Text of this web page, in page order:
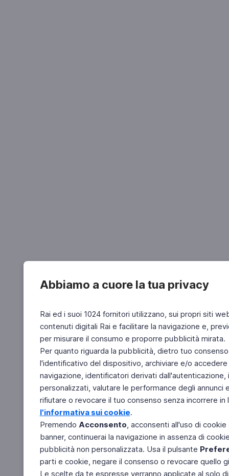
Abbiamo a cuore la tua privacy
Rai ed i suoi 1024 fornitori utilizzano, sui propri siti
contenuti digitali Rai e facilitare la navigazione e,
per misurare il consumo e proporre pubblicità mirata.
Per quanto riguarda la pubblicità, dietro tuo
l'identificativo del dispositivo, archiviare e/o
navigazione, identificatori derivati
personalizzati, valutare le performance degli
rifiutare o revocare il tuo consenso senza incorrere
l'informativa sui cookie.
Premendo Acconsento, acconsenti all'uso di
banner, continuerai la navigazione in assenza di
pubblicità non personalizzata. Usa il pulsante
parti e cookie, negare il consenso o revocare quello
Le scelte da te espresse verranno applicate al solo